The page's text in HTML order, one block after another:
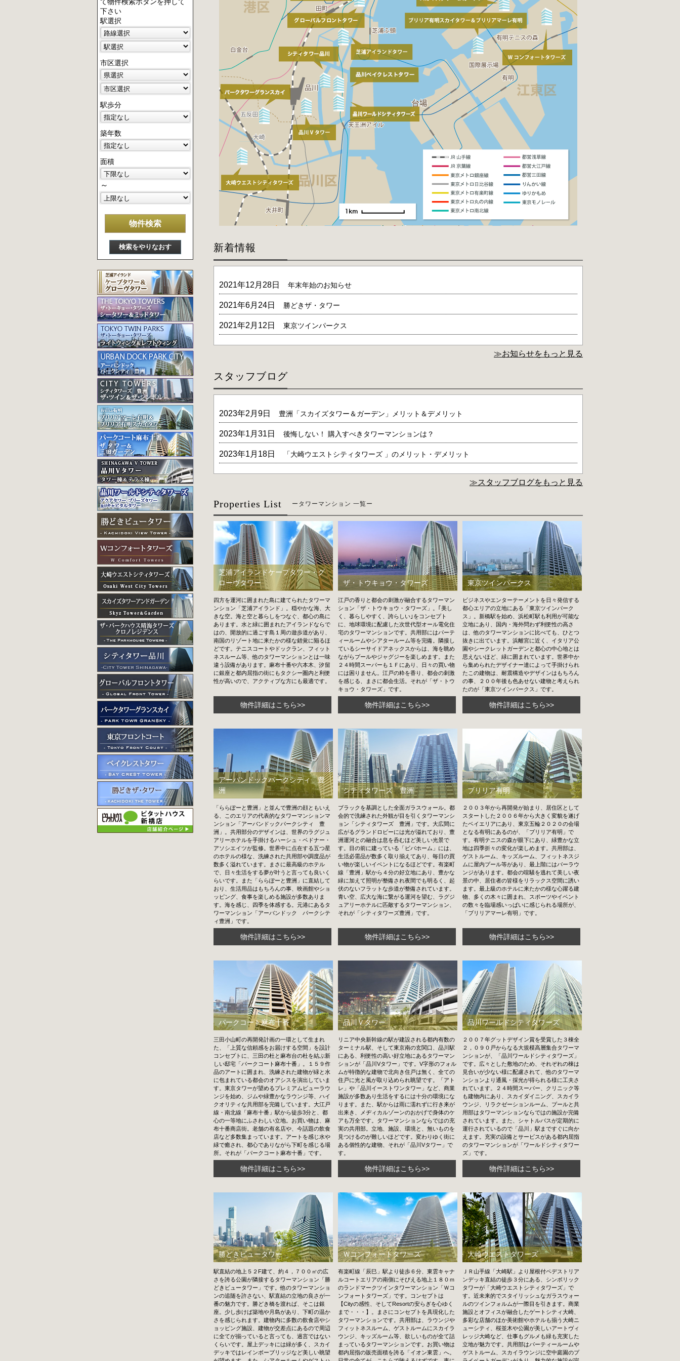
下さい
駅選択
市区選択
駅歩分
築年数
面積
～
新着情報
2021年12月28日 年末年始のお知らせ
2021年6月24日 勝どきザ・タワー
2021年2月12日 東京ツインパークス
≫お知らせをもっと見る
スタッフブログ
2023年2月9日 豊洲「スカイズタワー＆ガーデン」メリット＆デメリット
2023年1月31日 後悔しない！ 購入すべきタワーマンションは？
2023年1月18日 「大崎ウエストシティタワーズ 」のメリット・デメリット
≫スタッフブログをもっと見る
Properties List ータワーマンション 一覧ー
芝浦アイランドケープタワー・グ
ローヴタワー
四方を運河に囲まれた島に建てられたタワーマ
ンション「芝浦アイランド」。穏やかな海、大
きな空。海と空と暮らしをつなぐ、都心の島に
あります。水と緑に囲まれたアイランドならで
はの、開放的に過ごす島１周の遊歩道があり、
南国のリゾート地に来たかの様な錯覚に陥るほ
どです。テニスコートやドックラン、フィット
ネスルーム等、他のタワーマンションとは一味
違う設備があります。麻布十番や六本木、汐留
に銀座と都内屈指の街にもタクシー圏内と利便
性が高いので、アクティブな方にも最適です。
物件詳細はこちら>>
ザ・トウキョウ・タワーズ
江戸の香りと都会の刺激が融合するタワーマン
ション「ザ・トウキョウ・タワーズ」。｢美し
く、暮らしやすく、誇らしい｣をコンセプト
に、地球環境に配慮した次世代型オール電化住
宅のタワーマンションです。共用部にはパーテ
ィールームやシアタールーム等を完備。隣接し
ているシーサイドアネックスからは、海を眺め
ながらプールやジャグジーを楽しめます。また
２４時間スーパーも１Ｆにあり、日々の買い物
には困りません。江戸の粋を香り、都会の刺激
を感じる、まさに都会生活。それが「ザ・トウ
キョウ・タワーズ」です。
物件詳細はこちら>>
東京ツインパークス
ビジネスやエンターテーメントを日々発信する
都心エリアの立地にある「東京ツインパーク
ス」。新橋駅を始め、浜松町駅も利用が可能な
立地にあり、国内・海外問わず利便性の高さ
は、他のタワーマンションに比べても、ひとつ
抜きに出ています。浜離宮に近く、イタリア公
園やシークレットガーデンと都心の中心地とは
思えないほど、緑に囲まれています。世界中か
ら集められたデザイナー達によって手掛けられ
たこの建物は、耐震構造やデザインはもちろん
の事、２００年後も色あせない建物と考えられ
たのが「東京ツインパークス」です。
物件詳細はこちら>>
アーバンドックパークシティ 豊
洲
「ららぽーと豊洲」と並んで豊洲の顔ともいえ
る、このエリアの代表的なタワーマンションマ
ンション「アーバンドックパークシティ 豊
洲」。共用部分のデザインは、世界のラグジュ
アリーホテルを手掛けるハーシュ・ベドナー・
アソシエイツが監修。世界中に点在する五つ星
のホテルの様な、洗練された共用部や調度品が
数多く溢れています。まさに最高級のホテル
で、日々生活をする夢が叶うと言っても良いく
らいです。また「ららぽーと豊洲」に直結して
おり、生活用品はもちろんの事、映画館やショ
ッピング、食事を楽しめる施設が多数ありま
す。海を感じ、四季を体感する。元港にあるタ
ワーマンション「アーバンドック パークシテ
ィ豊洲」です。
物件詳細はこちら>>
シティタワーズ 豊洲
ブラックを基調とした全面ガラスウォール。都
会的で洗練された外観が目を引くタワーマンシ
ョン「シティタワーズ 豊洲」です。大広間に
広がるグランドロビーには光が溢れており、豊
洲運河との融合は息を呑むほど美しい光景で
す。目の前に建っている「ビバホーム」には、
生活必需品が数多く取り揃えてあり、毎日の買
い物が楽しいイベントになるほどです。有楽町
線「豊洲」駅から４分の好立地にあり、豊かな
緑に加えて照明が整備され夜間でも明るく、起
伏のないフラットな歩道が整備されています。
青い空、広大な海に繋がる運河を望む、ラグジ
ュアリーホテルに匹敵するタワーマンション、
それが「シティタワーズ豊洲」です。
物件詳細はこちら>>
ブリリア有明
２００３年から再開発が始まり、居住区として
スタートした２００６年から大きく変貌を遂げ
たベイエリアにあり、東京五輪２０２０の会場
となる有明にあるのが、「ブリリア有明」で
す。有明テニスの森が眼下にあり、緑豊かな立
地は四季折々の変化が楽しめます。共用部は、
ゲストルーム、キッズルーム、フィットネスジ
ムに屋内プール等があり、最上階にはバーラウ
ンジがあります。都会の喧騒を逃れて美しい夜
景の中、居住者の皆様をリラックス空間に誘い
ます。最上級のホテルに来たかの様な心躍る建
物、多くの木々に囲まれ、スポーツやイベント
の数々を臨場感いっぱいに感じられる場所が、
「ブリリアマーレ有明」です。
物件詳細はこちら>>
パークコート麻布十番
三田小山町の再開発計画の一環として生まれ
た、「上質な信頼感をお届けする空間」を設計
コンセプトに、三田の杜と麻布台の杜を結ぶ新
しい邸宅「パークコート麻布十番」。１５９作
品のアートに囲まれ、洗練された建物が緑と水
に包まれている都会のオアシスを演出していま
す。東京タワーが望めるプレミアムビューラウ
ンジを始め、ジムや緑豊かなラウンジ等、ハイ
クオリティな共用部を完備しています。大江戸
線・南北線「麻布十番」駅から徒歩3分と、都
心の一等地にふさわしい立地。お買い物は、麻
布十番商店街。老舗の有名店や、今話題の飲食
店など多数集まっています。アートを感じ水や
緑で癒され、都心でありながら下町を感じる場
所。それが「パークコート麻布十番」です。
物件詳細はこちら>>
品川Ｖタワー
リニア中央新幹線の駅が建設される都内有数の
ターミナル駅、そして東京南の玄関口、品川駅
にある、利便性の高い好立地にあるタワーマン
ションが「品川Vタワー」です。V字形のフォル
ムが特徴的な建物で北向き住戸は無く、全ての
住戸に光と風が取り込められ眺望です。「アト
レ」や「品川イーストワンタワー」など、商業
施設が多数あり生活をするには十分の環境にな
ります。また、駅からは雨に濡れずに行き来が
出来き、メヂィカルゾーンのおかげで身体のケ
アも万全です。タワーマンションならではの充
実の共用部。立地、施設、環境と、無いものを
見つけるのが難しいほどです。変わりゆく街に
ある個性的な建物、それが「品川Vタワー」で
す。
物件詳細はこちら>>
品川ワールドシティタワーズ
２００７年グットデザイン賞を受賞した３棟全
２，０９０戸からなる大規模高層集合タワーマ
ンションが、「品川ワールドシティタワーズ」
です。広々とした敷地のため、それぞれの棟は
見合いが少ない様に配慮されて、他のタワーマ
ンションより通風・採光が得られる様に工夫さ
れています。２４時間スーパー、クリニック等
も建物内にあり、スカイダイニング、スカイラ
ウンジ、リラクゼーションルーム、プールと共
用部はタワーマンションならではの施設か完備
されています。また、シャトルバスが定期的に
運行されているので「品川」駅まですぐに向か
えます。充実の設備とサービスがある都内屈指
のタワーマンションが「ワールドシティタワー
ズ」です。
物件詳細はこちら>>
勝どきビュータワー
駅直結の地上５２F建て、約４，７００㎡の広
さを誇る公園が隣接するタワーマンション「勝
どきビュータワー」です。他のタワーマンショ
ンの追随を許さない、駅直結の立地の良さが一
番の魅力です。勝どき橋を渡れば、そこは銀
座。少し歩けば築地や月島があり、下町の温か
さを感じられます。建物内に多数の飲食店やシ
ョッピング施設、建物が交差点にあるので周辺
に全てが揃っていると言っても、過言ではない
くらいです。屋上デッキには緑が多く、スカイ
デッキではレインボーブリッジなど美しい眺望
Ｗコンフォートタワーズ
有楽町線「辰巳」駅より徒歩６分、東雲キャナ
ルコートエリアの南側にそびえる地上１８０ｍ
のランドマークツインタワーマンション「Ｗコ
ンフォートタワーズ」です。コンセプトは
【Cityの感性、そしてResortの安らぎを心ゆく
まで・・・】。まさにコンセプトを具現化した
タワーマンションです。共用部は、ラウンジや
フィットネスルーム、ゲストルームにスカイラ
ウンジ、キッズルーム等、欲しいものが全て詰
まっているタワーマンションです。お買い物は
都内屈指の販売面積を誇る「イオン東雲」へ。
大崎ウエストタワーズ
ＪＲ山手線「大崎駅」より屋根付ペデストリア
ンデッキ直結の徒歩３分にある、シンボリック
タワーが「大崎ウエストシティタワーズ」で
す。近未来的でスタイリッシュなガラスウォー
ルのツインフォルムが一際目を引きます。商業
施設とオフィスが融合したゲートシティ大崎、
多彩な店舗のほか美術館やホテルも揃う大崎ニ
ューシティ、桜並木や公園が美しいアートヴィ
レッジ大崎など、仕事もグルメも緑も充実した
立地が魅力です。共用部はパーティールームや
ゲストルーム、スカイラウンジに空中庭園のプ